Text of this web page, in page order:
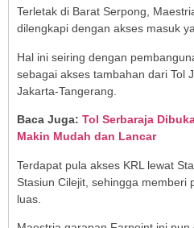
Terletak di Barat Serpong,
dilengkapi dengan akses masuk
Hal ini seiring dengan
sebagai akses tambahan dari Tol
Jakarta-Tangerang.
Baca Juga: Tol Serbaraja
Makin Mudah dan Lancar
Terdapat pula akses KRL lewat
Stasiun Cilejit, sehingga memberi
luas.